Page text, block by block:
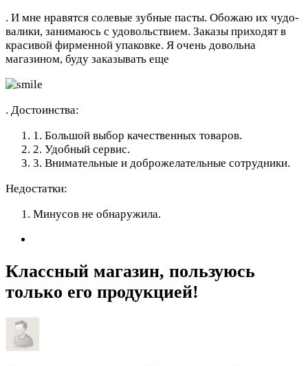
. И мне нравятся солевые зубные пасты. Обожаю их чудо-
валики, занимаюсь с удовольствием. Заказы приходят в
красивой фирменной упаковке. Я очень довольна
магазином, буду заказывать еще
. Достоинства:
1. Большой выбор качественных товаров.
2. Удобный сервис.
3. Внимательные и доброжелательные сотрудники.
Недостатки:
Минусов не обнаружила.
Классный магазин, пользуюсь
только его продукцией!